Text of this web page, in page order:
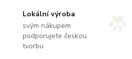
Lokální výroba
svým nákupem
podporujete českou
tvorbu